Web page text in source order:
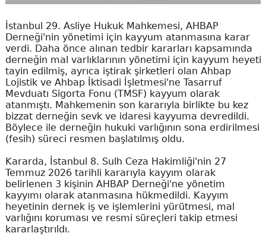
İstanbul 29. Asliye Hukuk Mahkemesi, AHBAP
Derneği'nin yönetimi için kayyum atanmasına karar
verdi. Daha önce alınan tedbir kararları kapsamında
derneğin mal varlıklarının yönetimi için kayyum heyeti
tayin edilmiş, ayrıca iştirak şirketleri olan Ahbap
Lojistik ve Ahbap İktisadi İşletmesi'ne Tasarruf
Mevduatı Sigorta Fonu (TMSF) kayyum olarak
atanmıştı. Mahkemenin son kararıyla birlikte bu kez
bizzat derneğin sevk ve idaresi kayyuma devredildi.
Böylece ile derneğin hukuki varlığının sona erdirilmesi
(fesih) süreci resmen başlatılmış oldu.
Kararda, İstanbul 8. Sulh Ceza Hakimliği'nin 27
Temmuz 2026 tarihli kararıyla kayyım olarak
belirlenen 3 kişinin AHBAP Derneği'ne yönetim
kayyımı olarak atanmasına hükmedildi. Kayyım
heyetinin dernek iş ve işlemlerini yürütmesi, mal
varlığını koruması ve resmi süreçleri takip etmesi
kararlaştırıldı.